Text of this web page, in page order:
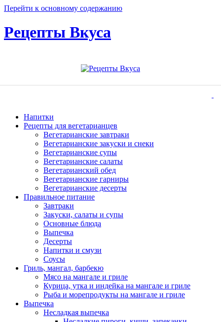
Перейти к основному содержанию
Рецепты Вкуса
Напитки
Рецепты для вегетарианцев
Вегетарианские завтраки
Вегетарианские закуски и снеки
Вегетарианские супы
Вегетарианские салаты
Вегетарианский обед
Вегетарианские гарниры
Вегетарианские десерты
Правильное питание
Завтраки
Закуски, салаты и супы
Основные блюда
Выпечка
Десерты
Напитки и смузи
Соусы
Гриль, мангал, барбекю
Мясо на мангале и гриле
Курица, утка и индейка на мангале и гриле
Рыба и морепродукты на мангале и гриле
Выпечка
Несладкая выпечка